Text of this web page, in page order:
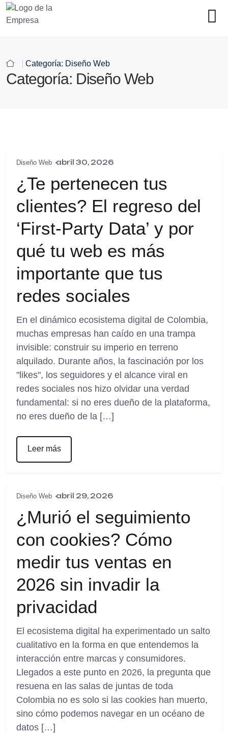
Categoría: Diseño Web
Categoría: Diseño Web
Diseño Web abril 30, 2026
¿Te pertenecen tus
clientes? El regreso del
‘First-Party Data’ y por
qué tu web es más
importante que tus
redes sociales
En el dinámico ecosistema digital de Colombia,
muchas empresas han caído en una trampa
invisible: construir su imperio en terreno
alquilado. Durante años, la fascinación por los
"likes", los seguidores y el alcance viral en
redes sociales nos hizo olvidar una verdad
fundamental: si no eres dueño de la plataforma,
no eres dueño de la […]
Leer más
Diseño Web abril 29, 2026
¿Murió el seguimiento
con cookies? Cómo
medir tus ventas en
2026 sin invadir la
privacidad
El ecosistema digital ha experimentado un salto
cualitativo en la forma en que entendemos la
interacción entre marcas y consumidores.
Llegados a este punto en 2026, la pregunta que
resuena en las salas de juntas de toda
Colombia no es solo si las cookies han muerto,
sino cómo podemos navegar en un océano de
datos […]